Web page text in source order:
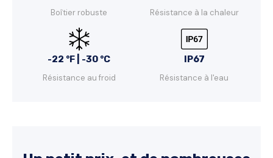
Boîtier robuste Résistance à la chaleur
-22 °F | -30 °C
Résistance au froid
IP67
Résistance à l'eau